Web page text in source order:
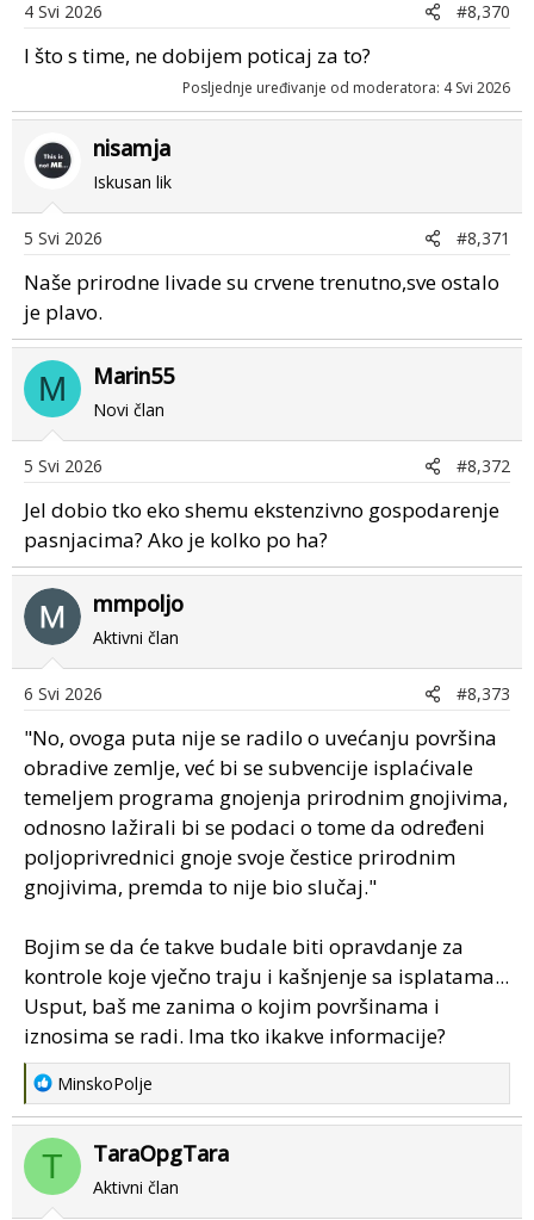
4 Svi 2026 #8,370
I što s time, ne dobijem poticaj za to?
Posljednje uređivanje od moderatora: 4 Svi 2026
nisamja
Iskusan lik
5 Svi 2026 #8,371
Naše prirodne livade su crvene trenutno,sve ostalo
je plavo.
M Marin55
Novi član
5 Svi 2026 #8,372
Jel dobio tko eko shemu ekstenzivno gospodarenje
pasnjacima? Ako je kolko po ha?
mmpoljo
Aktivni član
6 Svi 2026 #8,373
"No, ovoga puta nije se radilo o uvećanju površina
obradive zemlje, već bi se subvencije isplaćivale
temeljem programa gnojenja prirodnim gnojivima,
odnosno lažirali bi se podaci o tome da određeni
poljoprivrednici gnoje svoje čestice prirodnim
gnojivima, premda to nije bio slučaj."
Bojim se da će takve budale biti opravdanje za
kontrole koje vječno traju i kašnjenje sa isplatama...
Usput, baš me zanima o kojim površinama i
iznosima se radi. Ima tko ikakve informacije?
R
e
a
c
i
MinskoPolje
T TaraOpgTara
Aktivni član